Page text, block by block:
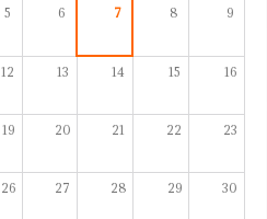
5 6 7 8 9
12 13 14 15 16
19 20 21 22 23
26 27 28 29 30